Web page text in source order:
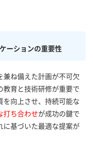
ーションの重要性
兼ね備えた計画が不可欠
教育と技術研修が重要で
を向上させ、持続可能な
打ち合わせが成功の鍵で
に基づいた最適な提案が